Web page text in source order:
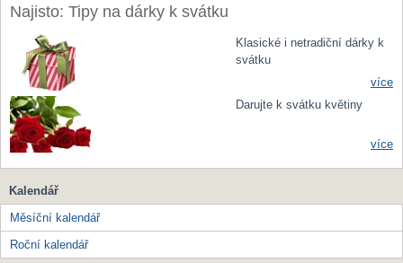
Najisto: Tipy na dárky k svátku
Klasické i netradiční dárky k
svátku
více
Darujte k svátku květiny
více
Kalendář
Měsíční kalendář
Roční kalendář